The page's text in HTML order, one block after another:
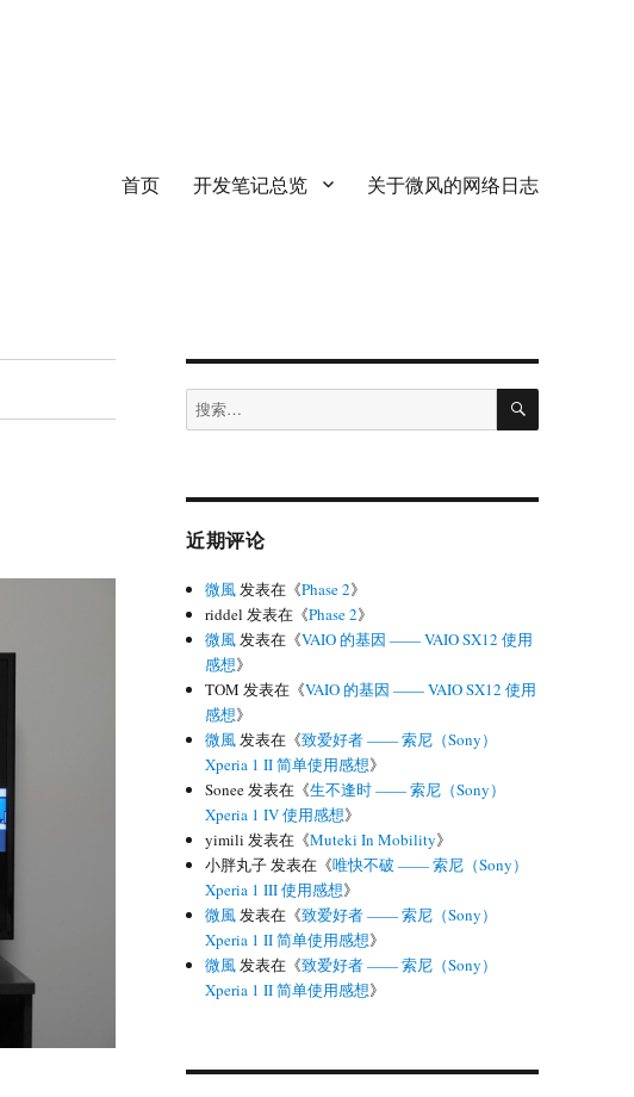
首页 开发笔记总览 关于微风的网络日志
搜
索：
搜
近期评论
微風发表在《Phase 2》
riddel 发表在《Phase 2》
微風发表在《VAIO 的基因 —— VAIO SX12 使用
感想》
TOM 发表在《VAIO 的基因 —— VAIO SX12 使用
感想》
微風发表在《致爱好者 —— 索尼（Sony）
Xperia 1 II 简单使用感想》
Sonee发表在《生不逢时 —— 索尼（Sony）
Xperia 1 IV 使用感想》
yimili 发表在《Muteki In Mobility》
小胖丸子发表在《唯快不破 —— 索尼（Sony）
Xperia 1 III 使用感想》
微風发表在《致爱好者 —— 索尼（Sony）
Xperia 1 II 简单使用感想》
微風发表在《致爱好者 —— 索尼（Sony）
Xperia 1 II 简单使用感想》